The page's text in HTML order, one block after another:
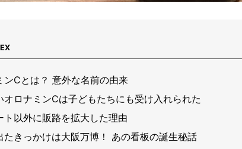
ンCとは？ 意外な名前の由来
オロナミンCは子どもたちにも受け入れられた
ト以外に販路を拡大した理由
たきっかけは大阪万博！ あの看板の誕生秘話